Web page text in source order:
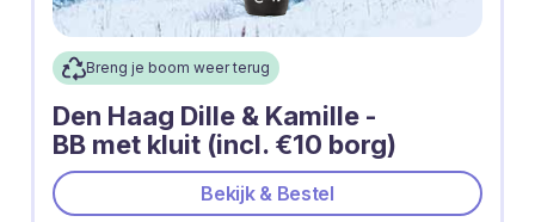
Breng je boom weer terug
Den Haag Dille & Kamille -
BB met kluit (incl. €10 borg)
Bekijk & Bestel